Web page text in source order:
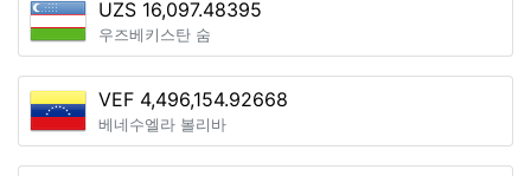
UZS 16,097.48395
우즈베키스탄 숨
VEF 4,496,154.92668
베네수엘라 볼리바